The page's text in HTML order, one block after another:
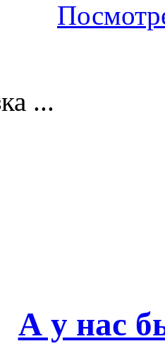
...
А у нас